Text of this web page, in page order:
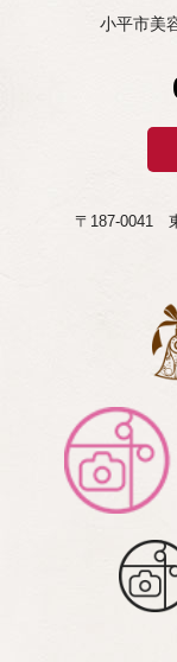
小平市美
〒187-0041